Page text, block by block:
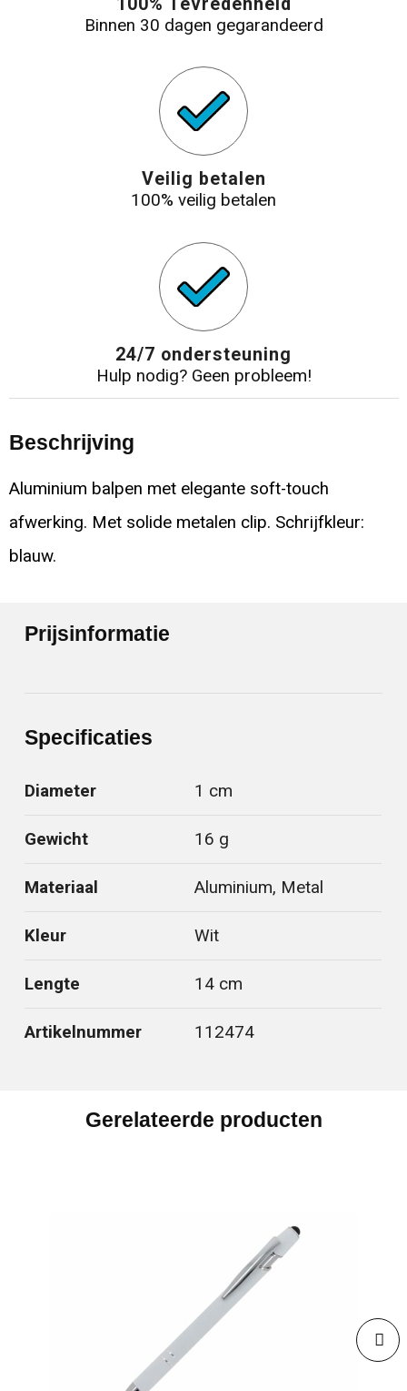
Binnen 30 dagen gegarandeerd
Veilig betalen
100% veilig betalen
24/7 ondersteuning
Hulp nodig? Geen probleem!
Beschrijving
Aluminium balpen met elegante soft-touch
afwerking. Met solide metalen clip. Schrijfkleur:
blauw.
Prijsinformatie
Specificaties
Diameter 1 cm
Gewicht 16 g
Materiaal Aluminium, Metal
Kleur Wit
Lengte 14 cm
Artikelnummer 112474
Gerelateerde producten